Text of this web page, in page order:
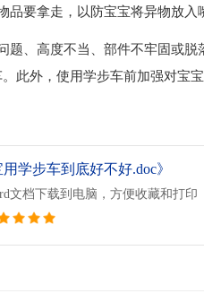
品要拿走，以防宝宝将异物放入
题、高度不当、部件不牢固或
此外，使用学步车前加强对宝
用学步车到底好不好.doc》
文档下载到电脑，方便收藏和打印